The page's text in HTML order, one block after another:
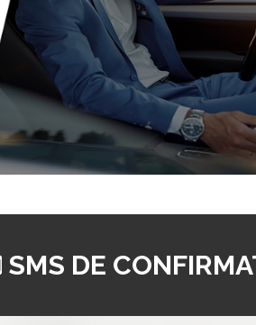
SMS DE